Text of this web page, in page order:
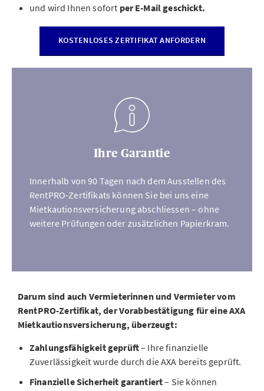
und wird Ihnen sofort per E-Mail geschickt.
KOSTENLOSES ZERTIFIKAT ANFORDERN
Ihre Garantie
Innerhalb von 90 Tagen nach dem Ausstellen des
RentPRO-Zertifikats können Sie bei uns eine
Mietkautionsversicherung abschliessen – ohne
weitere Prüfungen oder zusätzlichen Papierkram.
Darum sind auch Vermieterinnen und Vermieter vom
RentPRO-Zertifikat, der Vorabbestätigung für eine AXA
Mietkautionsversicherung, überzeugt:
Zahlungsfähigkeit geprüft– Ihre finanzielle
Zuverlässigkeit wurde durch die AXA bereits geprüft.
Finanzielle Sicherheit garantiert– Sie können